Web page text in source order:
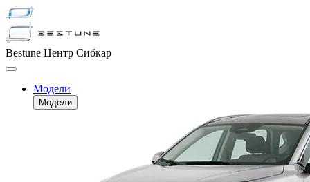
Bestune Центр Сибкар
Модели
Модели